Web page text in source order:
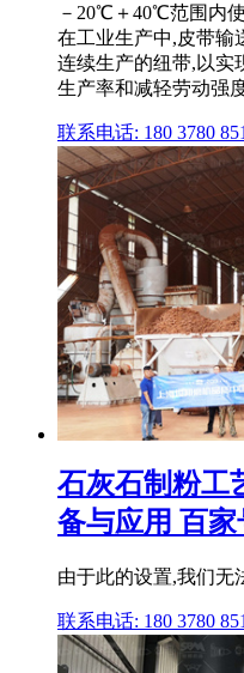
－20℃＋40℃范围内
在工业生产中,皮带输
连续生产的纽带,以实
生产率和减轻劳动强度
联系电话: 180 3780
石灰石制粉工
备与应用 百家
由于此的设置,我们无
联系电话: 180 3780